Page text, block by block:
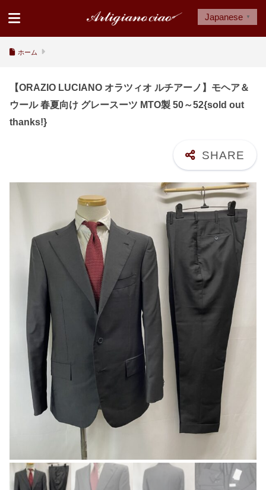
ホーム
【ORAZIO LUCIANO オラツィオ ルチアーノ】モヘア＆
ウール 春夏向け グレースーツ MTO製 50～52{sold out
thanks!}
Japanese ▼